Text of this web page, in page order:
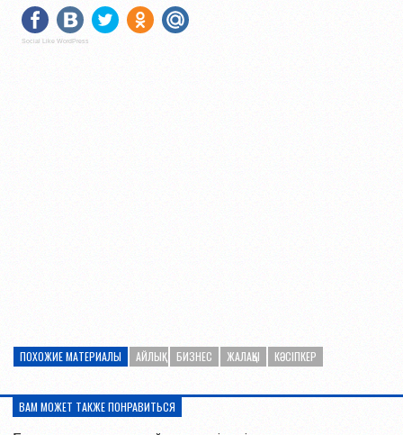
Social Like WordPress
ПОХОЖИЕ МАТЕРИАЛЫ АЙЛЫҚ БИЗНЕС ЖАЛАҚЫ КӘСІПКЕР
ВАМ МОЖЕТ ТАКЖЕ ПОНРАВИТЬСЯ